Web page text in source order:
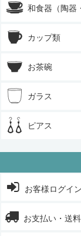
和食器（陶器
カップ類
お茶碗
ガラス
ピアス
お客様ログイン
お支払い・送料